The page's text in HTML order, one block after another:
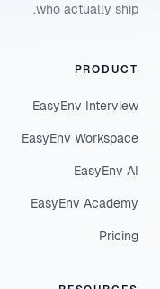
who actually ship.
PRODUCT
EasyEnv Interview
EasyEnv Workspace
EasyEnv AI
EasyEnv Academy
Pricing